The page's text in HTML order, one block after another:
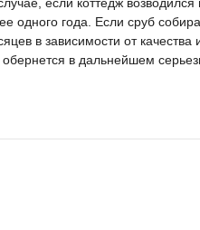
если коттедж
одного года. Если сруб
в зависимости от
в дальнейшем